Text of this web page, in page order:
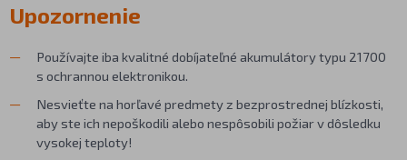
Upozornenie
Používajte iba kvalitné dobíjateľné akumulátory typu 21700
s ochrannou elektronikou.
Nesvieťte na horľavé predmety z bezprostrednej blízkosti,
aby ste ich nepoškodili alebo nespôsobili požiar v dôsledku
vysokej teploty!